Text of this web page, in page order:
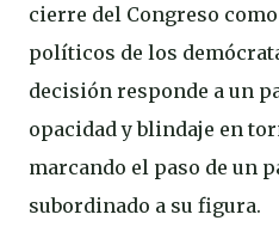
cierre del Congreso
políticos de los
decisión responde a un
opacidad y blindaje en
marcando el paso de un
subordinado a su figura.